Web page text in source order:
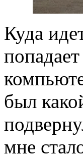
Куда
был
мне